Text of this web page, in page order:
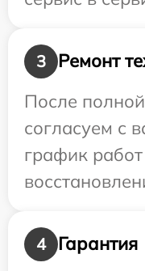
3
Ремонт
После
согласуем с
график
4
Гарантия